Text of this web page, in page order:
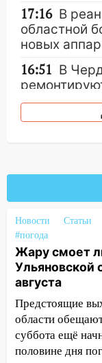
17:16 В
областной
новых
16:51 В
и проводят
16:35 В
В
матч
16:12
В
цифровой
15:47
за
клуба
15:34 После
Новости
Статьи
#погода
Жару смоет
Ульяновской
августа
Предстоящие
области
суббота ещё
половине дня